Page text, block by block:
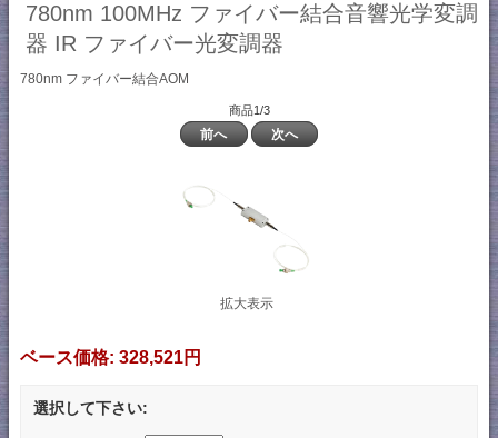
780nm 100MHz ファイバー結合音響光学変調
器 IR ファイバー光変調器
780nm ファイバー結合AOM
商品1/3
前へ 次へ
拡大表示
ベース価格: 328,521円
選択して下さい: